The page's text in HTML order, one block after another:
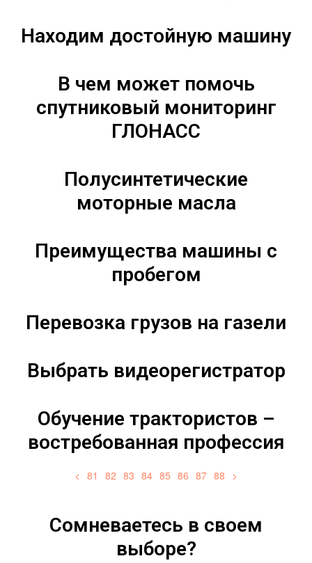
Находим достойную машину
В чем может помочь
спутниковый мониторинг
ГЛОНАСС
Полусинтетические
моторные масла
Преимущества машины с
пробегом
Перевозка грузов на газели
Выбрать видеорегистратор
Обучение трактористов –
востребованная профессия
< 81 82 83 84 85 86 87 88 >
Сомневаетесь в своем
выборе?